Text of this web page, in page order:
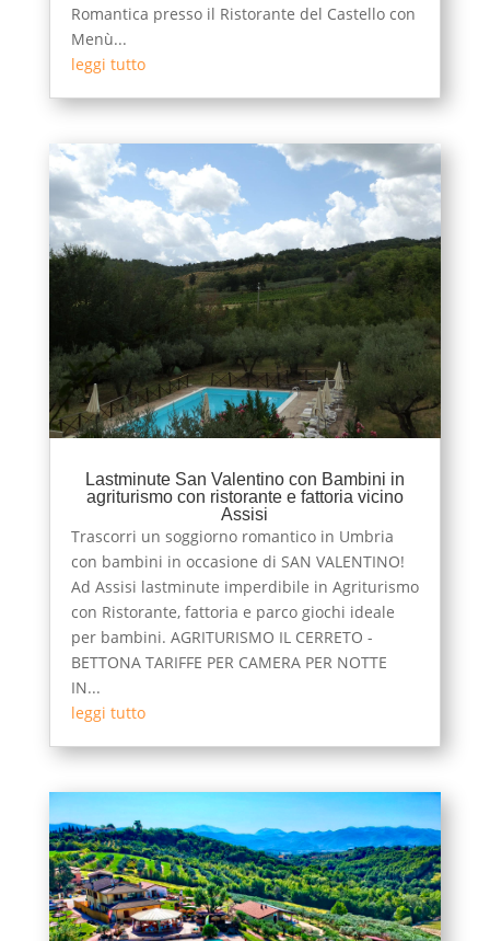
Romantica presso il Ristorante del Castello con
Menù...
leggi tutto
Lastminute San Valentino con Bambini in
agriturismo con ristorante e fattoria vicino
Assisi
Trascorri un soggiorno romantico in Umbria
con bambini in occasione di SAN VALENTINO!
Ad Assisi lastminute imperdibile in Agriturismo
con Ristorante, fattoria e parco giochi ideale
per bambini. AGRITURISMO IL CERRETO -
BETTONA TARIFFE PER CAMERA PER NOTTE
IN...
leggi tutto